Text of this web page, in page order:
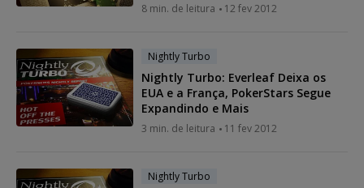
8 min. de leitura 12 fev 2012
Nightly Turbo
Nightly Turbo: Everleaf Deixa os
EUA e a França, PokerStars Segue
Expandindo e Mais
3 min. de leitura 11 fev 2012
Nightly Turbo